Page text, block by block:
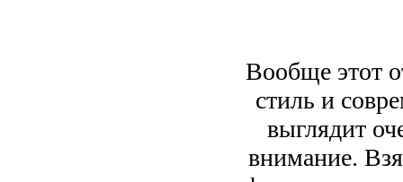
Вообще этот
стиль и
выглядит
внимание.